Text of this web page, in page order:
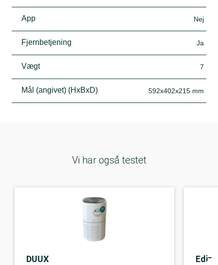
App Nej
Fjernbetjening Ja
Vægt 7
Mål (angivet) (HxBxD) 592x402x215 mm
Vi har også testet
DUUX